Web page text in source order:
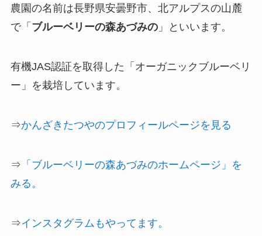
農園の名前は長野県安曇野市、北アルプスの山麓
で「 ブルーベリーの森あづみの」といいます。
有機JAS認証を取得した「オーガニックブルーベリ
ー」を栽培しています。
⇒かんざきたつやのプロフィールページを見る
⇒ 「ブルーベリーの森あづみのホームページ」を
みる。
⇒インスタグラムもやってます。